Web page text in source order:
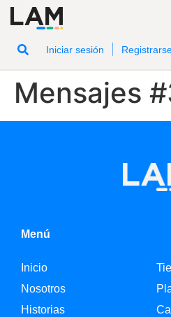
Iniciar sesión
Mensajes
Menú
Inicio
Nosotros
Historias